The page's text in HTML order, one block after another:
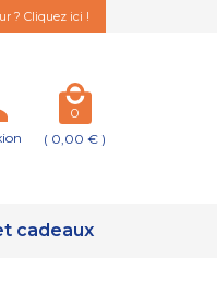
? Cliquez ici !
0
( 0,00 € )
cadeaux